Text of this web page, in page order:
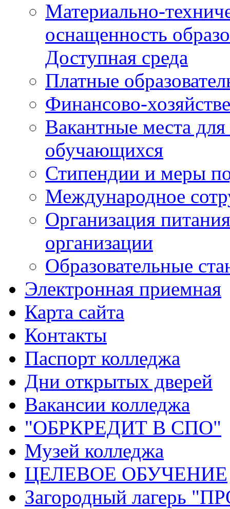
Материально-
оснащенность
Доступная среда
Платные
Финансово-
Вакантные места
обучающихся
Стипендии и меры
Международное
Организация
организации
Образовательные
Электронная приемная
Карта сайта
Контакты
Паспорт колледжа
Дни открытых дверей
Вакансии колледжа
"ОБРКРЕДИТ В СПО"
Музей колледжа
ЦЕЛЕВОЕ ОБУЧЕНИЕ
Загородный лагерь